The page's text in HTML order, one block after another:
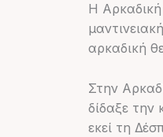
Η
αρκαδική
Στην
δίδαξε
εκεί τη